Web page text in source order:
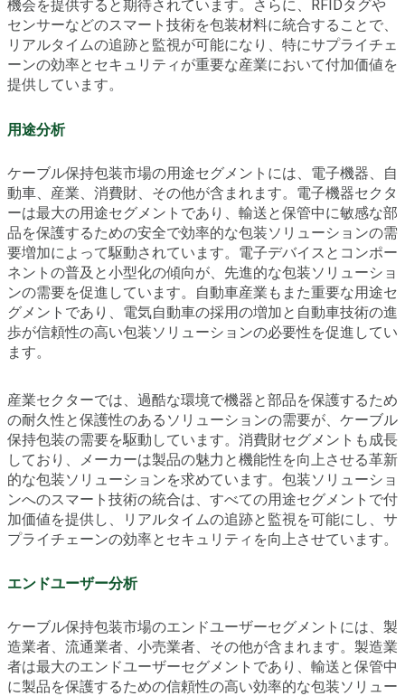
機会を提供すると期待されています。さらに、RFIDタグや
センサーなどのスマート技術を包装材料に統合することで、
リアルタイムの追跡と監視が可能になり、特にサプライチェ
ーンの効率とセキュリティが重要な産業において付加価値を
提供しています。
用途分析
ケーブル保持包装市場の用途セグメントには、電子機器、自
動車、産業、消費財、その他が含まれます。電子機器セクタ
ーは最大の用途セグメントであり、輸送と保管中に敏感な部
品を保護するための安全で効率的な包装ソリューションの需
要増加によって駆動されています。電子デバイスとコンポー
ネントの普及と小型化の傾向が、先進的な包装ソリューショ
ンの需要を促進しています。自動車産業もまた重要な用途セ
グメントであり、電気自動車の採用の増加と自動車技術の進
歩が信頼性の高い包装ソリューションの必要性を促進してい
ます。
産業セクターでは、過酷な環境で機器と部品を保護するため
の耐久性と保護性のあるソリューションの需要が、ケーブル
保持包装の需要を駆動しています。消費財セグメントも成長
しており、メーカーは製品の魅力と機能性を向上させる革新
的な包装ソリューションを求めています。包装ソリューショ
ンへのスマート技術の統合は、すべての用途セグメントで付
加価値を提供し、リアルタイムの追跡と監視を可能にし、サ
プライチェーンの効率とセキュリティを向上させています。
エンドユーザー分析
ケーブル保持包装市場のエンドユーザーセグメントには、製
造業者、流通業者、小売業者、その他が含まれます。製造業
者は最大のエンドユーザーセグメントであり、輸送と保管中
に製品を保護するための信頼性の高い効率的な包装ソリュー